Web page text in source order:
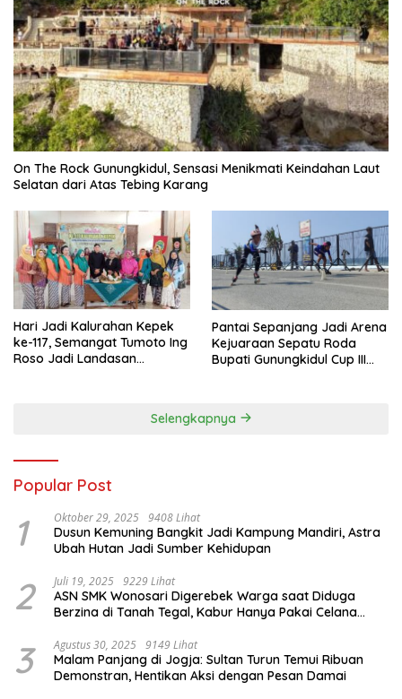
On The Rock Gunungkidul, Sensasi Menikmati Keindahan Laut
Selatan dari Atas Tebing Karang
Hari Jadi Kalurahan Kepek
ke-117, Semangat Tumoto Ing
Roso Jadi Landasan
Pantai Sepanjang Jadi Arena
Kejuaraan Sepatu Roda
Bupati Gunungkidul Cup III
Selengkapnya
Popular Post
1 Oktober 29, 2025 9408 Lihat
Dusun Kemuning Bangkit Jadi Kampung Mandiri, Astra
Ubah Hutan Jadi Sumber Kehidupan
2 Juli 19, 2025 9229 Lihat
ASN SMK Wonosari Digerebek Warga saat Diduga
Berzina di Tanah Tegal, Kabur Hanya Pakai Celana
3 Agustus 30, 2025 9149 Lihat
Malam Panjang di Jogja: Sultan Turun Temui Ribuan
Demonstran, Hentikan Aksi dengan Pesan Damai